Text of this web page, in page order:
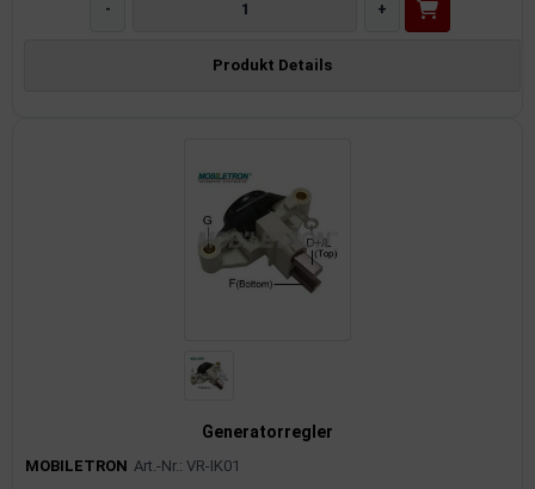
- +
Produkt Details
Generatorregler
MOBILETRON Art.-Nr.: VR-IK01